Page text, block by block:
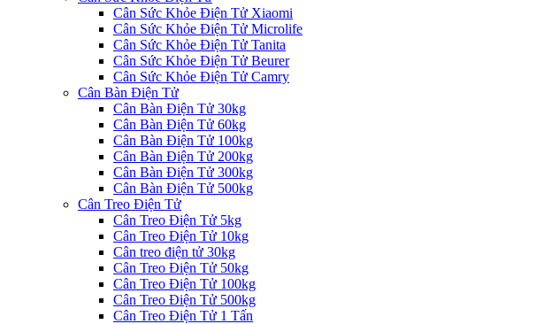
Cân Sức Khỏe Điện Tử Xiaomi
Cân Sức Khỏe Điện Tử Microlife
Cân Sức Khỏe Điện Tử Tanita
Cân Sức Khỏe Điện Tử Beurer
Cân Sức Khỏe Điện Tử Camry
Cân Bàn Điện Tử
Cân Bàn Điện Tử 30kg
Cân Bàn Điện Tử 60kg
Cân Bàn Điện Tử 100kg
Cân Bàn Điện Tử 200kg
Cân Bàn Điện Tử 300kg
Cân Bàn Điện Tử 500kg
Cân Treo Điện Tử
Cân Treo Điện Tử 5kg
Cân Treo Điện Tử 10kg
Cân treo điện tử 30kg
Cân Treo Điện Tử 50kg
Cân Treo Điện Tử 100kg
Cân Treo Điện Tử 500kg
Cân Treo Điện Tử 1 Tấn